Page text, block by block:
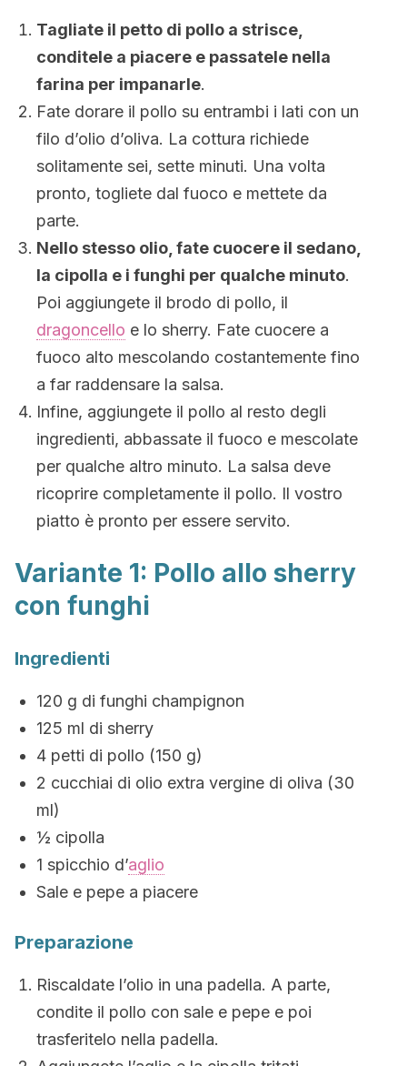
Tagliate il petto di pollo a strisce,
conditele a piacere e passatele nella
farina per impanarle.
Fate dorare il pollo su entrambi i lati con un
filo d’olio d’oliva. La cottura richiede
solitamente sei, sette minuti. Una volta
pronto, togliete dal fuoco e mettete da
parte.
Nello stesso olio, fate cuocere il sedano,
la cipolla e i funghi per qualche minuto.
Poi aggiungete il brodo di pollo, il
dragoncello e lo sherry. Fate cuocere a
fuoco alto mescolando costantemente fino
a far raddensare la salsa.
Infine, aggiungete il pollo al resto degli
ingredienti, abbassate il fuoco e mescolate
per qualche altro minuto. La salsa deve
ricoprire completamente il pollo. Il vostro
piatto è pronto per essere servito.
Variante 1: Pollo allo sherry
con funghi
Ingredienti
120 g di funghi champignon
125 ml di sherry
4 petti di pollo (150 g)
2 cucchiai di olio extra vergine di oliva (30
ml)
½ cipolla
1 spicchio d’aglio
Sale e pepe a piacere
Preparazione
Riscaldate l’olio in una padella. A parte,
condite il pollo con sale e pepe e poi
trasferitelo nella padella.